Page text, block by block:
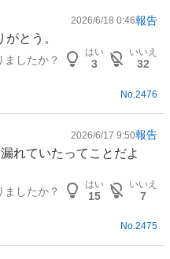
2026/6/18 0:46報告
とう。
したか？
はい
3
いいえ
32
No. 2476
2026/6/17 9:50報告
れていたってことだよ
したか？
はい
15
いいえ
7
No.2475